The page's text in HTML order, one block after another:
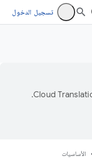
تسجيل الدخول
Cloud
.
الأساسيات